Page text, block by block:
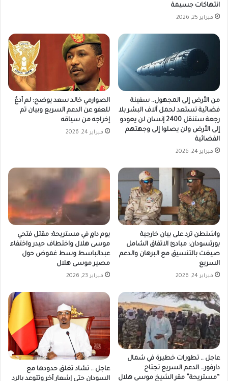
انتهاكات جسيمة
فبراير 25, 2026
من الأرض إلى المجهول.. سفينة
فضائية تستعد لحمل آلاف البشر بلا
رجعة ستنقل 2400 إنسان لن يعودو
إلى الأرض ولن يصلوا إلى وجهتهم
الفضائية
فبراير 24, 2026
الصوارمي خالد سعد يوضح: لم أدعُ
للعفو عن الدعم السريع وبيان تم
إخراجه من سياقه
فبراير 24, 2026
واشنطن ترد على بيان خارجية
بورتسودان: مبادئ الاتفاق الشامل
صيغت بالتنسيق مع البرهان والدعم
السريع
فبراير 24, 2026
يوم دامٍ في مستريحة: مقتل فتحي
موسى هلال واختطاف حيدر واختفاء
عبدالباسط وسط غموض حول
مصير موسى هلال
فبراير 23, 2026
عاجل .. تطورات خطيرة في شمال
دارفور… الدعم السريع تجتاح
“مستريحة” مقر الشيخ موسى هلال
عاجل .. تشاد تغلق حدودها مع
السودان حتى إشعار آخر وتتوعد بالرد